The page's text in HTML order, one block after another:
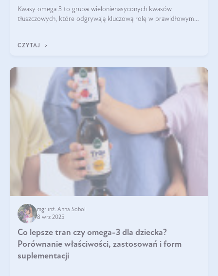
Kwasy omega 3 to grupа wielonienasyconych kwasów
tłuszczowych, które odgrywają kluczową rolę w prawidłowym
CZYTAJ
mgr inż. Anna Sobol
8 wrz 2025
Co lepsze tran czy omega-3 dla dziecka?
Porównanie właściwości, zastosowań i form
suplementacji